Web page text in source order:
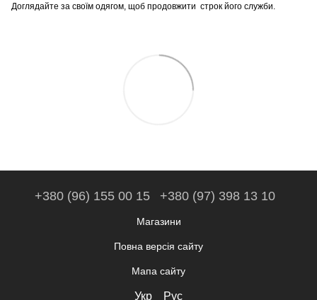
Доглядайте за своїм одягом, щоб продовжити строк його служби.
+380 (96) 155 00 15 +380 (97) 398 13 10
Магазини
Повна версія сайту
Мапа сайту
Укр Рус